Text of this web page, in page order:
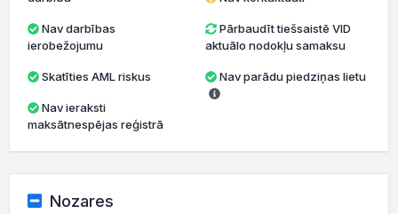
ierobežojumu
Skatīties AML riskus
maksātnespējas reģistrā
Pārbaudīt tiešsaistē VID
aktuālo nodokļu samaksu
Nav parādu piedziņas lietu
Nozares